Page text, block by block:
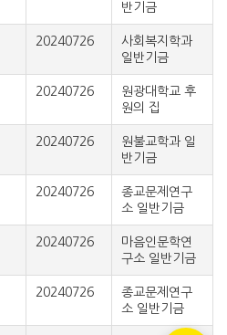
반기금
20240726
사회복지학과
일반기금
20240726
원광대학교 후
원의 집
20240726
원불교학과 일
반기금
20240726
종교문제연구
소 일반기금
20240726
마음인문학연
구소 일반기금
20240726
종교문제연구
소 일반기금